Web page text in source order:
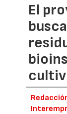
El